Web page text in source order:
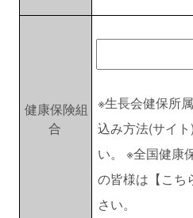
健康保険組
合
※生長会健保所
込み方法(サイ
い。 ※全国健康
の皆様は【こち
さい。